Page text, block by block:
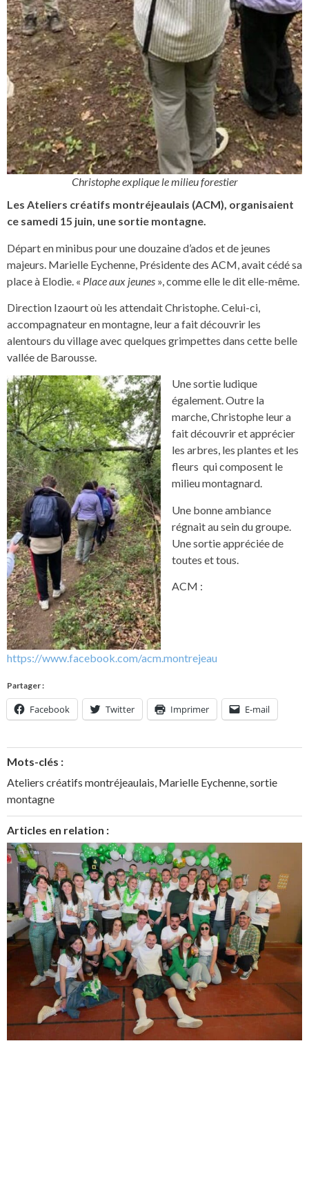
Christophe explique le milieu forestier
Les Ateliers créatifs montréjeaulais (ACM), organisaient
ce samedi 15 juin, une sortie montagne.
Départ en minibus pour une douzaine d’ados et de jeunes
majeurs. Marielle Eychenne, Présidente des ACM, avait cédé sa
place à Elodie. « Place aux jeunes », comme elle le dit elle-même.
Direction Izaourt où les attendait Christophe. Celui-ci,
accompagnateur en montagne, leur a fait découvrir les
alentours du village avec quelques grimpettes dans cette belle
vallée de Barousse.
Une sortie ludique
également. Outre la
marche, Christophe leur a
fait découvrir et apprécier
les arbres, les plantes et les
fleurs qui composent le
milieu montagnard.
Une bonne ambiance
régnait au sein du groupe.
Une sortie appréciée de
toutes et tous.
ACM :
https://www.facebook.com/acm.montrejeau
Partager :
Facebook Twitter Imprimer E-mail
Mots-clés :
Ateliers créatifs montréjeaulais, Marielle Eychenne,sortie
montagne
Articles en relation :